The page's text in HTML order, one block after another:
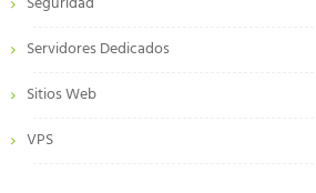
Servidores Dedicados
Sitios Web
VPS